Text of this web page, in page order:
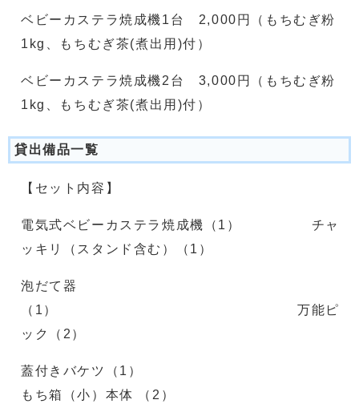
ベビーカステラ焼成機1台 2,000円（もちむぎ粉
1kg、もちむぎ茶(煮出用)付）
ベビーカステラ焼成機2台 3,000円（もちむぎ粉
1kg、もちむぎ茶(煮出用)付）
貸出備品一覧
【セット内容】
電気式ベビーカステラ焼成機（1） チャ
ッキリ（スタンド含む）（1）
泡だて器
（1） 万能ピ
ック（2）
蓋付きバケツ（1）
もち箱（小）本体 （2）